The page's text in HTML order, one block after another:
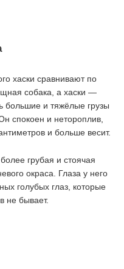
хаски сравнивают по
собака, а хаски —
большие и тяжёлые грузы
спокоен и нетороплив,
и больше весит.
грубая и стоячая
окраса. Глаза у него
голубых глаз, которые
не бывает.